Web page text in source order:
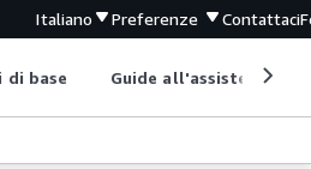
Italiano Preferenze Contattaci
di base Guide all'assistenza